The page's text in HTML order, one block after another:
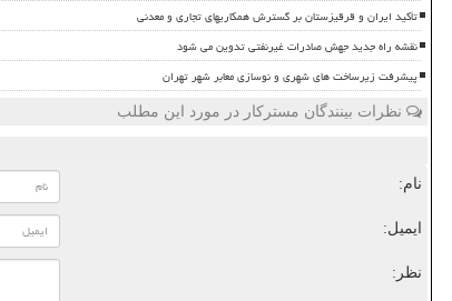
تأکید ایران و قرقیزستان بر گسترش همکاریهای تجاری و معدنی
نقشه راه جدید جهش صادرات غیرنفتی تدوین می شود
پیشرفت زیرساخت های شهری و نوسازی معابر شهر تهران
نظرات بینندگان مسترکار در مورد این مطلب
نام:
ایمیل:
نظر: